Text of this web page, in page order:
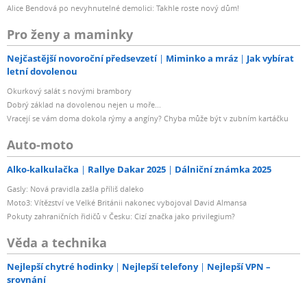
Alice Bendová po nevyhnutelné demolici: Takhle roste nový dům!
Pro ženy a maminky
Nejčastější novoroční předsevzetí Miminko a mráz
Jak vybírat
letní dovolenou
Okurkový salát s novými brambory
Dobrý základ na dovolenou nejen u moře...
Vracejí se vám doma dokola rýmy a angíny? Chyba může být v zubním kartáčku
Auto-moto
Alko-kalkulačka Rallye Dakar 2025 Dálniční známka 2025
Gasly: Nová pravidla zašla příliš daleko
Moto3: Vítězství ve Velké Británii nakonec vybojoval David Almansa
Pokuty zahraničních řidičů v Česku: Cizí značka jako privilegium?
Věda a technika
Nejlepší chytré hodinky Nejlepší telefony
Nejlepší VPN –
srovnání